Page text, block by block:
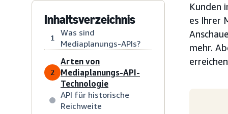
Inhaltsverzeichnis
1
Was sind
Mediaplanungs-APIs?
2
Arten von
Mediaplanungs-API-
Technologie
API für historische
Reichweite
Kunden
es Ihrer
mehr.